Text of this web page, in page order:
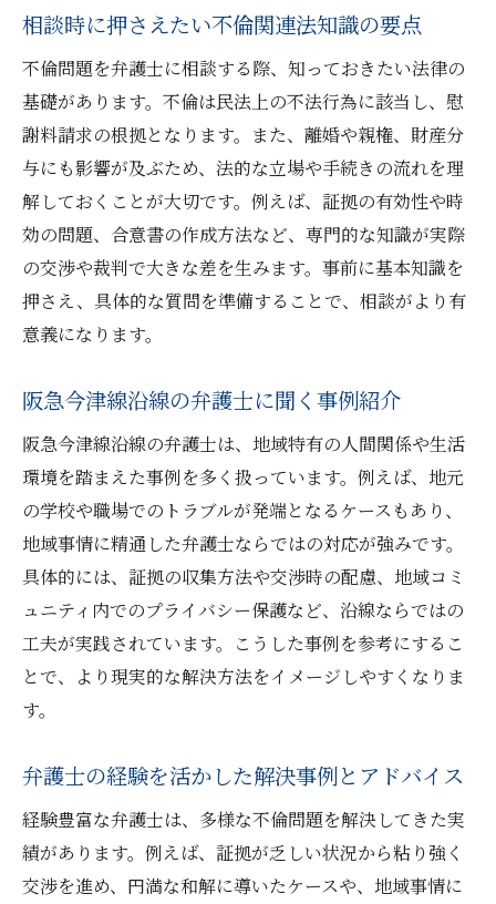
相談時に押さえたい不倫関連法知識の要点
不倫問題を弁護士に相談する際、知っておきたい法律の
基礎があります。不倫は民法上の不法行為に該当し、慰
謝料請求の根拠となります。また、離婚や親権、財産分
与にも影響が及ぶため、法的な立場や手続きの流れを理
解しておくことが大切です。例えば、証拠の有効性や時
効の問題、合意書の作成方法など、専門的な知識が実際
の交渉や裁判で大きな差を生みます。事前に基本知識を
押さえ、具体的な質問を準備することで、相談がより有
意義になります。
阪急今津線沿線の弁護士に聞く事例紹介
阪急今津線沿線の弁護士は、地域特有の人間関係や生活
環境を踏まえた事例を多く扱っています。例えば、地元
の学校や職場でのトラブルが発端となるケースもあり、
地域事情に精通した弁護士ならではの対応が強みです。
具体的には、証拠の収集方法や交渉時の配慮、地域コミ
ュニティ内でのプライバシー保護など、沿線ならではの
工夫が実践されています。こうした事例を参考にするこ
とで、より現実的な解決方法をイメージしやすくなりま
す。
弁護士の経験を活かした解決事例とアドバイス
経験豊富な弁護士は、多様な不倫問題を解決してきた実
績があります。例えば、証拠が乏しい状況から粘り強く
交渉を進め、円満な和解に導いたケースや、地域事情に